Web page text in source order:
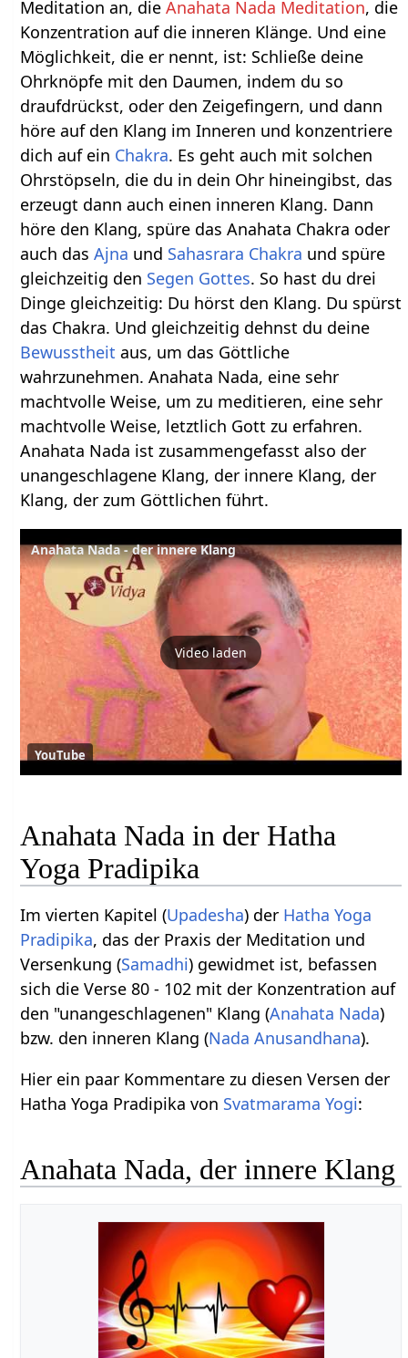
Meditation an, dieAnahata Nada Meditation, die
Konzentration auf die inneren Klänge. Und eine
Möglichkeit, die er nennt, ist: Schließe deine
Ohrknöpfe mit den Daumen, indem du so
draufdrückst, oder den Zeigefingern, und dann
höre auf den Klang im Inneren und konzentriere
dich auf ein Chakra. Es geht auch mit solchen
Ohrstöpseln, die du in dein Ohr hineingibst, das
erzeugt dann auch einen inneren Klang. Dann
höre den Klang, spüre das Anahata Chakra oder
auch dasAjna und Sahasrara Chakra und spüre
gleichzeitig den Segen Gottes. So hast du drei
Dinge gleichzeitig: Du hörst den Klang. Du spürst
das Chakra. Und gleichzeitig dehnst du deine
Bewusstheit aus, um das Göttliche
wahrzunehmen. Anahata Nada, eine sehr
machtvolle Weise, um zu meditieren, eine sehr
machtvolle Weise, letztlich Gott zu erfahren.
Anahata Nada ist zusammengefasst also der
unangeschlagene Klang, der innere Klang, der
Klang, der zum Göttlichen führt.
Anahata Nada - der innere Klang
Video laden
YouTube
Anahata Nada in der Hatha
Yoga Pradipika
Im vierten Kapitel (Upadesha) der Hatha Yoga
Pradipika, das der Praxis der Meditation und
Versenkung (Samadhi) gewidmet ist, befassen
sich die Verse 80 - 102 mit der Konzentration auf
den "unangeschlagenen" Klang (Anahata Nada)
bzw. den inneren Klang (Nada Anusandhana).
Hier ein paar Kommentare zu diesen Versen der
Hatha Yoga Pradipika von Svatmarama Yogi:
Anahata Nada, der innere Klang